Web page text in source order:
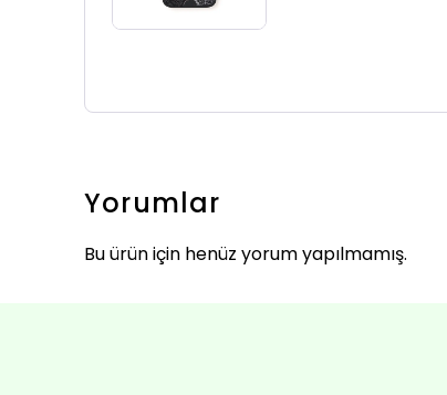
Yorumlar
Bu ürün için henüz yorum yapılmamış.